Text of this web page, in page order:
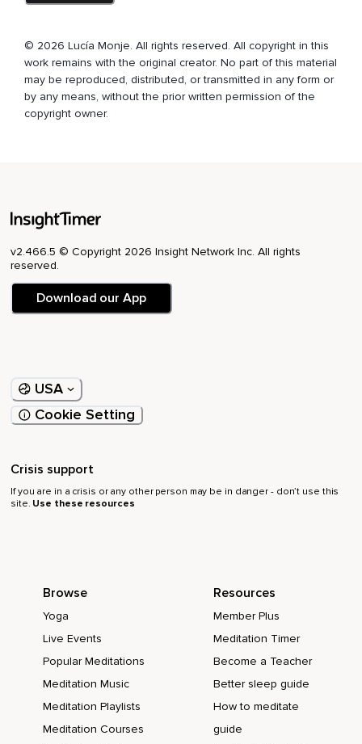
De tu cuerpo,
Conectándote contigo.
Aquí siempre que llegamos al final de un proceso.
Ahora qué que me llevo.
¿Qué ha cambiado?
Qué va a pasar después.
Tengo que decirte que no te llevas nada nuevo.
No has adquirido una habilidad extra ni un estado
Pero.
Lo que seguro que te llevas es menos ruido.
Menos interferencia mental.
Lo que empieza ahora que es la integración.
No es entender mentalmente o intelectualmente lo que ha
pasado estos días.
© 2026 Lucía Monje. All rights reserved. All copyright in this
work remains with the original creator. No part of this material
may be reproduced, distributed, or transmitted in any form or
by any means, without the prior written permission of the
copyright owner.
v2.466.5 © Copyright 2026 Insight Network Inc. All rights
reserved.
Download our App
USA
Cookie Setting
Crisis support
If you are in a crisis or any other person may be in danger - don’t use this
site. Use these resources
Browse
Yoga
Live Events
Popular Meditations
Meditation Music
Meditation Playlists
Meditation Courses
Resources
Member Plus
Meditation Timer
Become a Teacher
Better sleep guide
How to meditate
guide